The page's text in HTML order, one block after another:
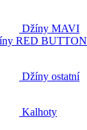
Džíny MAVI
RED BUTTON
Džíny ostatní
Kalhoty